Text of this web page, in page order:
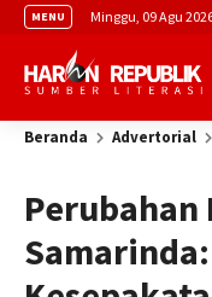
MENU Minggu, 09 Agu
Beranda Advertorial